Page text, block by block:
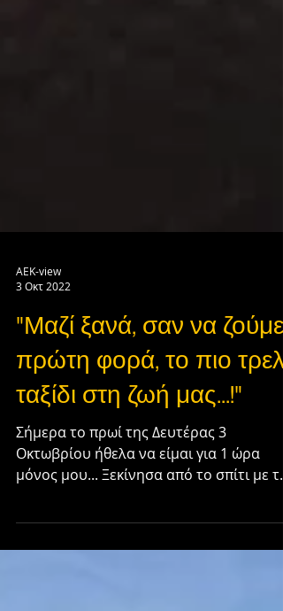
3 Οκτ 2022
"Μαζί ξανά, σαν να ζούμε
πρώτη φορά, το πιο
ταξίδι στη ζωή μας...!"
Σήμερα το πρωί της Δευτέρας 3
Οκτωβρίου ήθελα να είμαι για 1 ώρα
ίδια διαδρομή... Από πίσω από...